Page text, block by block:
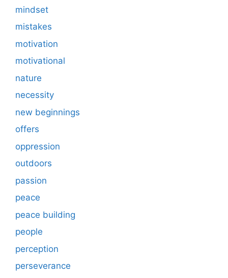
mindset
mistakes
motivation
motivational
nature
necessity
new beginnings
offers
oppression
outdoors
passion
peace
peace building
people
perception
perseverance